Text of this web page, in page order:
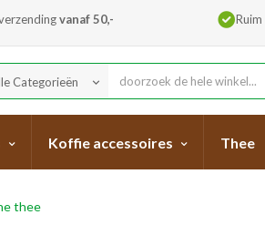
vanaf 50,- Ruim
Categorieën keyboard_arrow_down
Koffie accessoires Thee
thee